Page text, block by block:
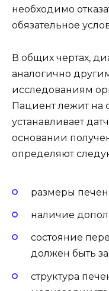
необходимо
обязательное
В общих чертах,
аналогично
исследованиям
Пациент лежит на
устанавливает
основании
определяют
размеры
наличие
состояние
должен быть
структура